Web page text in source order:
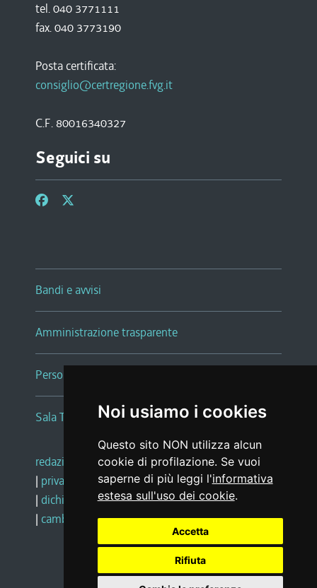
Noi usiamo i cookies
Questo sito NON utilizza alcun
cookie di profilazione. Se vuoi
saperne di più leggi l'informativa
estesa sull'uso dei cookie.
Accetta
Rifiuta
tel. 040 3771111
fax. 040 3773190
Posta certificata:
consiglio@certregione.fvg.it
C.F. 80016340327
Seguici su
Bandi e avvisi
Amministrazione trasparente
Persone e Uffici
Sala Tiziano Tessitori
redazione web |note legali |glossario
| privacy
social media policy
| dichiarazione di accessibilità |feedback
| cambio preferenze cookie
Realizzato da